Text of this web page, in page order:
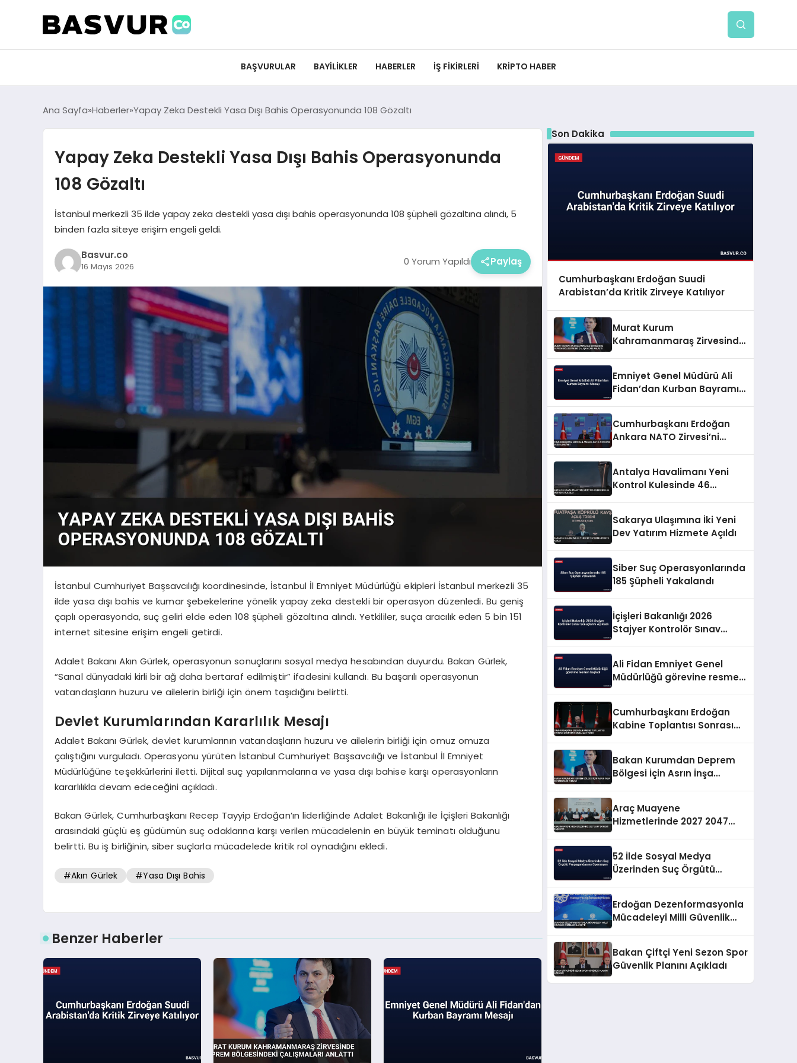
BAŞVURULAR BAYILIKLER HABERLER İŞ FIKIRLERI KRIPTO HABER
Ana Sayfa Haberler Yapay Zeka Destekli Yasa Dışı Bahis Operasyonunda 108 Gözaltı
Yapay Zeka Destekli Yasa Dışı Bahis Operasyonunda
108 Gözaltı
İstanbul merkezli 35 ilde yapay zeka destekli yasa dışı bahis operasyonunda 108 şüpheli gözaltına alındı, 5
binden fazla siteye erişim engeli geldi.
Basvur.co
16 Mayıs 2026 0 Yorum Yapıldı Paylaş
İstanbul Cumhuriyet Başsavcılığı koordinesinde, İstanbul İl Emniyet Müdürlüğü ekipleri İstanbul merkezli 35
ilde yasa dışı bahis ve kumar şebekelerine yönelik yapay zeka destekli bir operasyon düzenledi. Bu geniş
çaplı operasyonda, suç geliri elde eden 108 şüpheli gözaltına alındı. Yetkililer, suça aracılık eden 5 bin 151
internet sitesine erişim engeli getirdi.
Adalet Bakanı Akın Gürlek, operasyonun sonuçlarını sosyal medya hesabından duyurdu. Bakan Gürlek,
“Sanal dünyadaki kirli bir ağ daha bertaraf edilmiştir” ifadesini kullandı. Bu başarılı operasyonun
vatandaşların huzuru ve ailelerin birliği için önem taşıdığını belirtti.
Devlet Kurumlarından Kararlılık Mesajı
Adalet Bakanı Gürlek, devlet kurumlarının vatandaşların huzuru ve ailelerin birliği için omuz omuza
çalıştığını vurguladı. Operasyonu yürüten İstanbul Cumhuriyet Başsavcılığı ve İstanbul İl Emniyet
Müdürlüğüne teşekkürlerini iletti. Dijital suç yapılanmalarına ve yasa dışı bahise karşı operasyonların
kararlılıkla devam edeceğini açıkladı.
Bakan Gürlek, Cumhurbaşkanı Recep Tayyip Erdoğan’ın liderliğinde Adalet Bakanlığı ile İçişleri Bakanlığı
arasındaki güçlü eş güdümün suç odaklarına karşı verilen mücadelenin en büyük teminatı olduğunu
belirtti. Bu iş birliğinin, siber suçlarla mücadelede kritik rol oynadığını ekledi.
#Akın Gürlek #Yasa Dışı Bahis
Benzer Haberler
Son Dakika
Cumhurbaşkanı Erdoğan Suudi
Arabistan’da Kritik Zirveye Katılıyor
Murat Kurum
Kahramanmaraş Zirvesinde
Emniyet Genel Müdürü Ali
Fidan’dan Kurban Bayramı
Cumhurbaşkanı Erdoğan
Ankara NATO Zirvesi’ni
Antalya Havalimanı Yeni
Kontrol Kulesinde 46
Sakarya Ulaşımına İki Yeni
Dev Yatırım Hizmete Açıldı
Siber Suç Operasyonlarında
185 Şüpheli Yakalandı
İçişleri Bakanlığı 2026
Stajyer Kontrolör Sınav
Ali Fidan Emniyet Genel
Müdürlüğü görevine resmen
Cumhurbaşkanı Erdoğan
Kabine Toplantısı Sonrası
Bakan Kurumdan Deprem
Bölgesi İçin Asrın İnşa
Araç Muayene
Hizmetlerinde 2027 2047
52 İlde Sosyal Medya
Üzerinden Suç Örgütü
Erdoğan Dezenformasyonla
Mücadeleyi Milli Güvenlik
Bakan Çiftçi Yeni Sezon Spor
Güvenlik Planını Açıkladı